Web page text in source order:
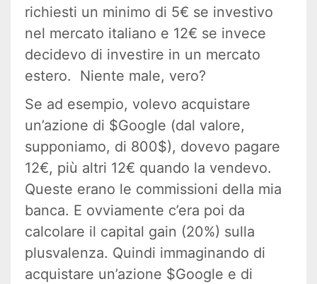
richiesti un minimo di 5€ se investivo
nel mercato italiano e 12€ se invece
decidevo di investire in un mercato
estero. Niente male, vero?
Se ad esempio, volevo acquistare
un’azione di $Google (dal valore,
supponiamo, di 800$), dovevo pagare
12€, più altri 12€ quando la vendevo.
Queste erano le commissioni della mia
banca. E ovviamente c’era poi da
calcolare il capital gain (20%) sulla
plusvalenza. Quindi immaginando di
acquistare un’azione $Google e di